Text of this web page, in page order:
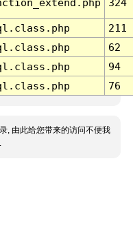
324
211
62
94
76
, 由此给您带来的访问不便我